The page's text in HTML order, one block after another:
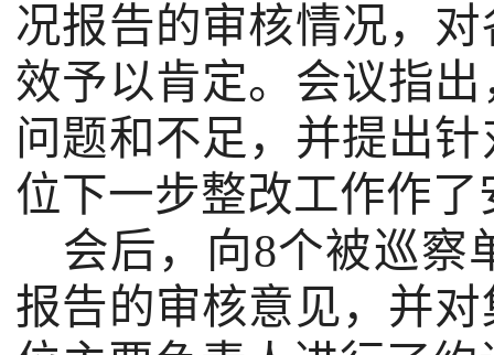
况报告的审核情况，
效予以肯定。会议指
问题和不足，并提出
位下一步整改工作作了
会后，向8个被巡察
报告的审核意见，并